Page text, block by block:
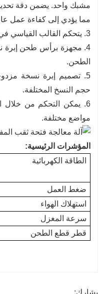
مشبك واحد. يضمن دقة تحديد
مما يؤدي إلى كفاءة عمل
3. يتحكم القالب القياسي في حجم النسخة بنسبة نسخ 1:1.
4. مجهزة برأس طحن إبرة
الطحن.
5. تصميم إبرة نسخة
حجم النسخ المختلفة.
6. يمكن التحكم من خلال
مواضع مختلفة.
المؤشرات الرئيسية:
الطاقة الكهربائية
ضغط العمل
استهلاك الهواء
سرعة المغزل
قطر قطع الطحن